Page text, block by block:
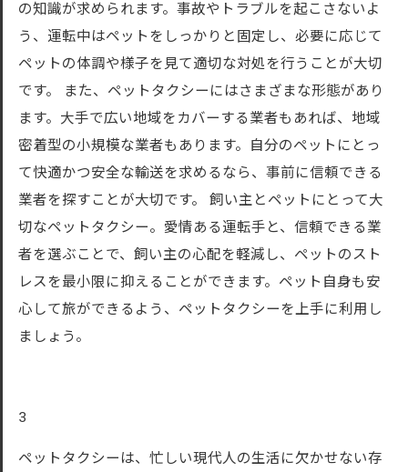
の知識が求められます。事故やトラブルを起こさないよ
う、運転中はペットをしっかりと固定し、必要に応じて
ペットの体調や様子を見て適切な対処を行うことが大切
です。 また、ペットタクシーにはさまざまな形態があり
ます。大手で広い地域をカバーする業者もあれば、地域
密着型の小規模な業者もあります。自分のペットにとっ
て快適かつ安全な輸送を求めるなら、事前に信頼できる
業者を探すことが大切です。 飼い主とペットにとって大
切なペットタクシー。愛情ある運転手と、信頼できる業
者を選ぶことで、飼い主の心配を軽減し、ペットのスト
レスを最小限に抑えることができます。ペット自身も安
心して旅ができるよう、ペットタクシーを上手に利用し
ましょう。
3
ペットタクシーは、忙しい現代人の生活に欠かせない存